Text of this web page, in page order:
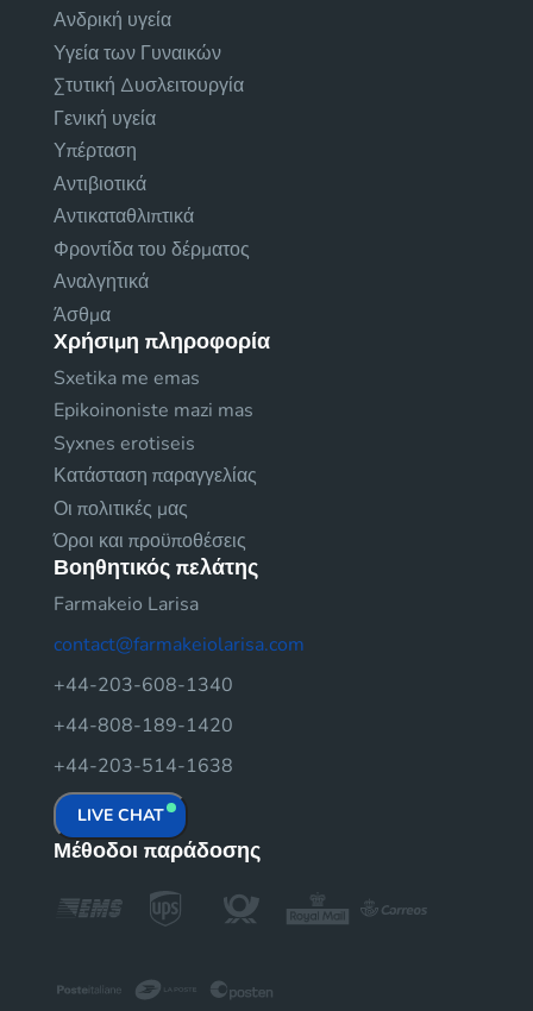
Ανδρική υγεία
Υγεία των Γυναικών
Στυτική Δυσλειτουργία
Γενική υγεία
Υπέρταση
Αντιβιοτικά
Αντικαταθλιπτικά
Φροντίδα του δέρματος
Αναλγητικά
Άσθμα
Χρήσιμη πληροφορία
Sxetika me emas
Epikoinoniste mazi mas
Syxnes erotiseis
Κατάσταση παραγγελίας
Οι πολιτικές μας
Όροι και προϋποθέσεις
Βοηθητικός πελάτης
Farmakeio Larisa
contact@farmakeiolarisa.com
+44-203-608-1340
+44-808-189-1420
+44-203-514-1638
LIVE CHAT
Μέθοδοι παράδοσης